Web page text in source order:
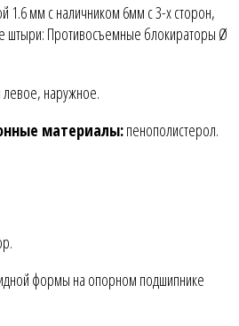
1.6 мм с наличником 6мм с 3-х сторон,
штыри: Противосъемные блокираторы Ø
левое, наружное.
материалы:пенополистерол.
формы на опорном подшипнике